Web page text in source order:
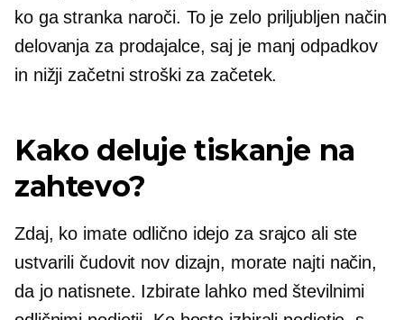
ko ga stranka naroči. To je zelo priljubljen način
delovanja za prodajalce, saj je manj odpadkov
in nižji začetni stroški za začetek.
Kako deluje tiskanje na
zahtevo?
Zdaj, ko imate odlično idejo za srajco ali ste
ustvarili čudovit nov dizajn, morate najti način,
da jo natisnete. Izbirate lahko med številnimi